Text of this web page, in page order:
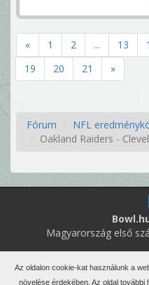
« 1 2 ... 13
19
20 21 »
Fórum
NFL
Oakland Raiders -
Magyarország első
11
Minden jog fenntartva. Írott
Az oldalon cookie-kat használunk a
növelése érdekében. Az oldal további